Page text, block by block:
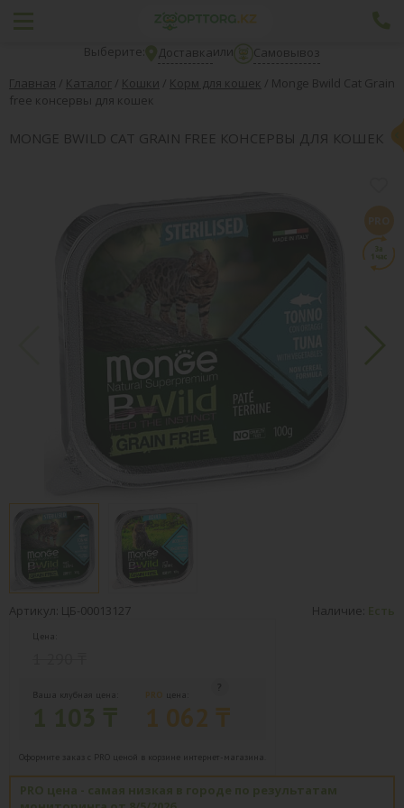
Выберите: Доставкаили
Самовывоз
Главная / Каталог / Кошки / Корм для кошек / Monge Bwild Cat Grain
free консервы для кошек
MONGE BWILD CAT GRAIN FREE КОНСЕРВЫ ДЛЯ КОШЕК
Артикул: ЦБ-00013127 Наличие: Есть
Цена:
Ваша клубная цена: PRO цена:
1 062 ₸
Оформите заказ с PRO ценой в корзине интернет-магазина.
PRO цена - самая низкая в городе по результатам